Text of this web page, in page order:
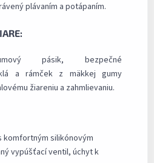
plávaním a potápaním.
pásik, bezpečné
a rámček z mäkkej gumy
žiareniu a zahmlievaniu.
komfortným silikónovým
vypúšťací ventil, úchyt k